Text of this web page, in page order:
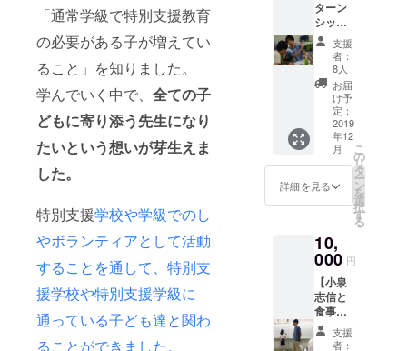
「通常学級で特別支援教育
の必要がある子が増えてい
ること」を知りました。
学んでいく中で、 全ての子
どもに寄り添う先生になり
たいという想いが芽生えま
した。
特別支援学校や学級でのし
やボランティアとして活動
することを通して、特別支
援学校や特別支援学級に
通っている子ども達と関わ
ることができました。
ればと
思って
いま
す。
時間程
度やり
とりし
ましょ
う！
ターン
シップ
を終え
てのレ
ポート
＋イベ
ント参
加券】
中国の
リアル
につい
て伝え
るワー
ク
待させ
て頂き
ます。
時期は
10月頃
で、場
所は東
京都内
支援
者：
8人
お届
け予
定：
2019
年12
月
詳細を見る
こ
の
リ
タ
ー
ン
を
選
択
す
る
10,
000 円
【小泉
志信と
食事
券】 自
分と食
支援
者：